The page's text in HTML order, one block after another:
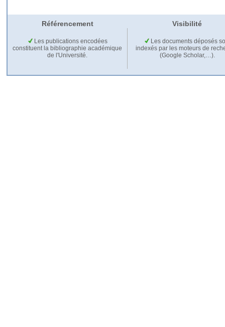
Référencement Visibilité
Les publications encodées
constituent la bibliographie académique
de l'Université.
Les documents déposés
indexés par les moteurs de
(Google Scholar,…).